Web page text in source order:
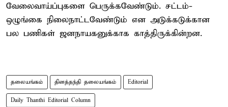
வேலைவாய்ப்புகளை பெருக்கவேண்டும். சட்டம்-
ஒழுங்கை நிலைநாட்டவேண்டும் என அடுக்கடுக்கான
பல பணிகள் ஜனநாயகனுக்காக காத்திருக்கின்றன.
தலையங்கம் தினத்தந்தி தலையங்கம் Editorial
Daily Thanthi Editorial Column